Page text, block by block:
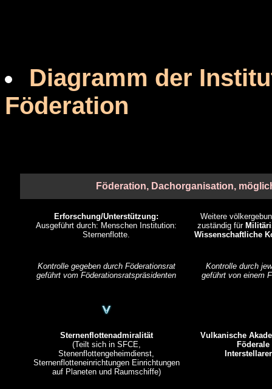
Diagramm der
Föderation
Föderation, Dachorganisation,
Erforschung/Unterstützung:
Ausgeführt durch: Menschen Institution:
Sternenflotte.
Weitere
zuständig für
Wissenschaftliche
Kontrolle gegeben durch Föderationsrat
geführt vom Föderationsratspräsidenten
Kontrolle durch
geführt von einem
Sternenflottenadmiralität
(Teilt sich in SFCE,
Stenenflottengeheimdienst,
Sternenflotteneinrichtungen Einrichtungen
auf Planeten und Raumschiffe)
Vulkanische